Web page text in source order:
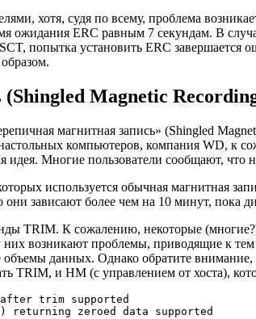
хотя, судя по всему, проблема
ожидания ERC равным 7 секундам. В
попытка установить ERC
Magnetic
магнитная запись» (Shingled
компьютеров, компания WD, к
Многие пользователи сообщают, что
используется обычная магнитная
зависают более чем на 10 минут, пока
TRIM. К сожалению, некоторые
возникают проблемы, приводящие к
объемы данных. Однако обратите
TRIM, и HM (с управлением от хоста),
trim supported
zeroed data supported